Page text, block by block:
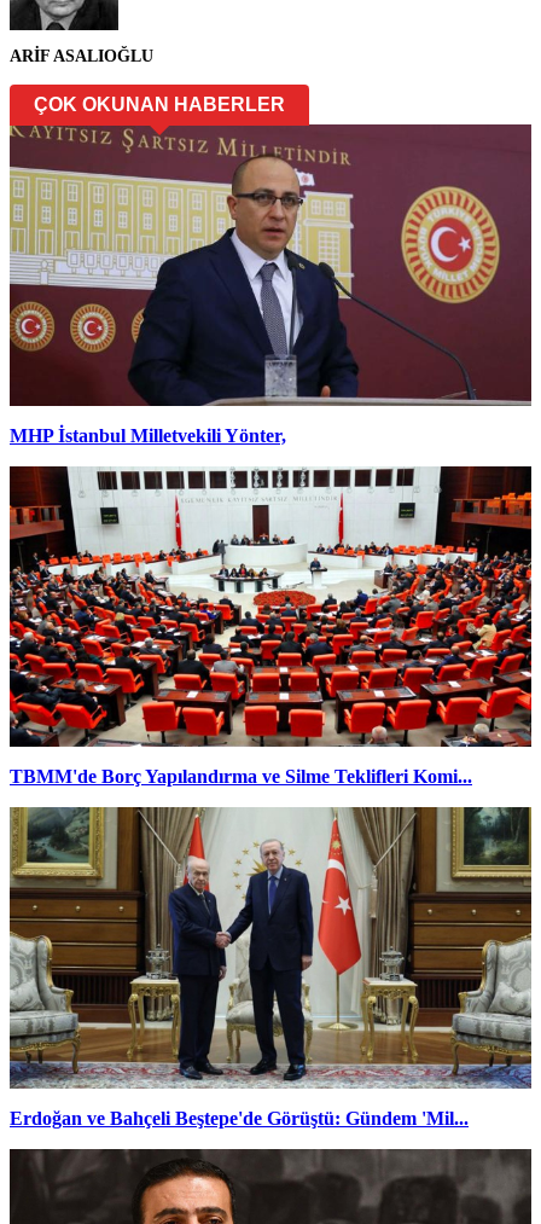
ARİF ASALIOĞLU
ÇOK OKUNAN HABERLER
MHP İstanbul Milletvekili Yönter,
TBMM'de Borç Yapılandırma ve Silme Teklifleri Komi...
Erdoğan ve Bahçeli Beştepe'de Görüştü: Gündem 'Mil...